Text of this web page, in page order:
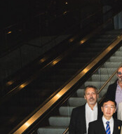
회원사보기
학교인증제
학교인증제란
KOSA AWARD
유학프로그램
유학프로그램